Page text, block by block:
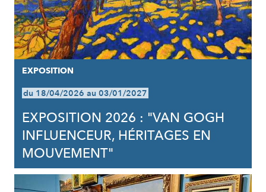
EXPOSITION
du 18/04/2026 au 03/01/2027
EXPOSITION 2026 : "VAN GOGH
INFLUENCEUR, HÉRITAGES EN
MOUVEMENT"